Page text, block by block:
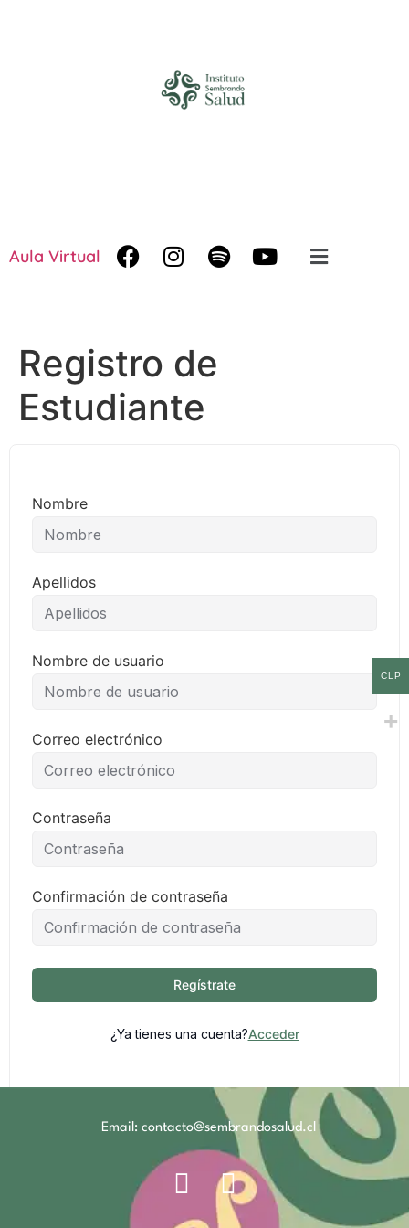
Aula Virtual
Registro de
Estudiante
Nombre
Apellidos
Nombre de usuario
Correo electrónico
Contraseña
Confirmación de contraseña
Regístrate
¿Ya tienes una cuenta?Acceder
Email: contacto@sembrandosalud.cl
CLP